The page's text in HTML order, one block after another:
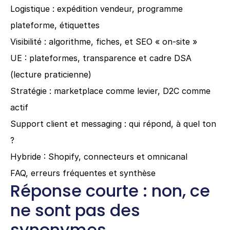
Logistique : expédition vendeur, programme
plateforme, étiquettes
Visibilité : algorithme, fiches, et SEO « on-site »
UE : plateformes, transparence et cadre DSA
(lecture praticienne)
Stratégie : marketplace comme levier, D2C comme
actif
Support client et messaging : qui répond, à quel ton
?
Hybride : Shopify, connecteurs et omnicanal
FAQ, erreurs fréquentes et synthèse
Réponse courte : non, ce
ne sont pas des